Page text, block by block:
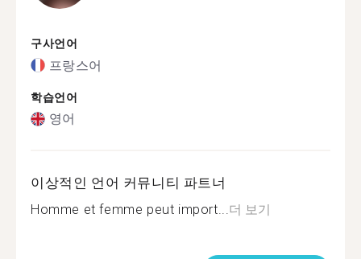
구사언어
프랑스어
학습언어
영어
이상적인 언어 커뮤니티 파트너
Homme et femme peut import...더 보기